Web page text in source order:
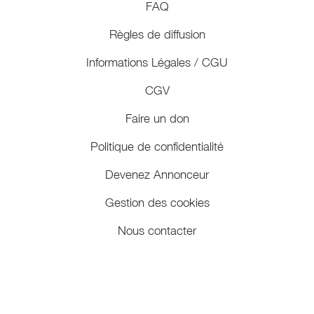
FAQ
Règles de diffusion
Informations Légales / CGU
CGV
Faire un don
Politique de confidentialité
Devenez Annonceur
Gestion des cookies
Nous contacter